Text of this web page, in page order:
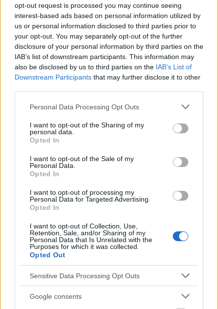
opt-out request is processed you may continue seeing
interest-based ads based on personal information utilized by
us or personal information disclosed to third parties prior to
your opt-out. You may separately opt-out of the further
disclosure of your personal information by third parties on the
IAB’s list of downstream participants. This information may
also be disclosed by us to third parties on the IAB’s List of
Downstream Participants that may further disclose it to other
Please note that this website/app uses one or more Google
not limited to your visit or usage behaviour. You may click to
grant or deny consent to Google and its third-party tags to
use your data for below specified purposes in below Google
consent section.
Personal Data Processing Opt Outs
I want to opt-out of the Sharing of my
personal data.
Opted In
I want to opt-out of the Sale of my
Personal Data.
Opted In
I want to opt-out of processing my
Personal Data for Targeted Advertising.
Opted In
I want to opt-out of Collection, Use,
Retention, Sale, and/or Sharing of my
Personal Data that Is Unrelated with the
Purposes for which it was collected.
Opted Out
Sensitive Data Processing Opt Outs
Google consents
Interessant? Teilen sie es auf Facebook!
Möchten Sie auf dem Laufenden bleiben?
Folgen Sie uns auf
Goo gle
News
Themen Blutzuckermessgerät Glukose
Hyperglykämie Zucker
polskim
Die Inhalte und Materialien auf dieser Website dienen nur zu
Bildungs- und Informationszwecken. Der Herausgeber und die
Redaktion der Website sind nicht für die Ergebnisse ihrer
Anwendung verantwortlich. Bevor Sie Ratschläge oder Tipps auf
der Website verwenden, ist es unbedingt erforderlich, einen Arzt
zu konsultieren.